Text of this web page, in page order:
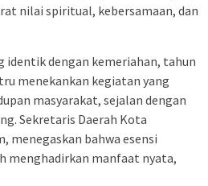
nilai spiritual, kebersamaan, dan
identik dengan kemeriahan, tahun
menekankan kegiatan yang
masyarakat, sejalan dengan
Sekretaris Daerah Kota
menegaskan bahwa esensi
menghadirkan manfaat nyata,